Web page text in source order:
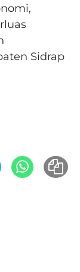
Sidrap